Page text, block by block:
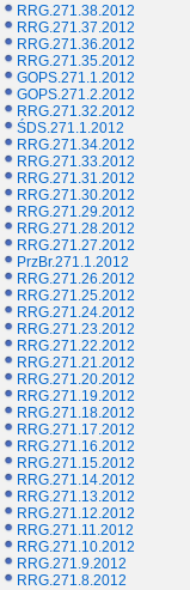
RRG.271.38.2012
RRG.271.37.2012
RRG.271.36.2012
RRG.271.35.2012
GOPS.271.1.2012
GOPS.271.2.2012
RRG.271.32.2012
ŚDS.271.1.2012
RRG.271.34.2012
RRG.271.33.2012
RRG.271.31.2012
RRG.271.30.2012
RRG.271.29.2012
RRG.271.28.2012
RRG.271.27.2012
PrzBr.271.1.2012
RRG.271.26.2012
RRG.271.25.2012
RRG.271.24.2012
RRG.271.23.2012
RRG.271.22.2012
RRG.271.21.2012
RRG.271.20.2012
RRG.271.19.2012
RRG.271.18.2012
RRG.271.17.2012
RRG.271.16.2012
RRG.271.15.2012
RRG.271.14.2012
RRG.271.13.2012
RRG.271.12.2012
RRG.271.11.2012
RRG.271.10.2012
RRG.271.9.2012
RRG.271.8.2012